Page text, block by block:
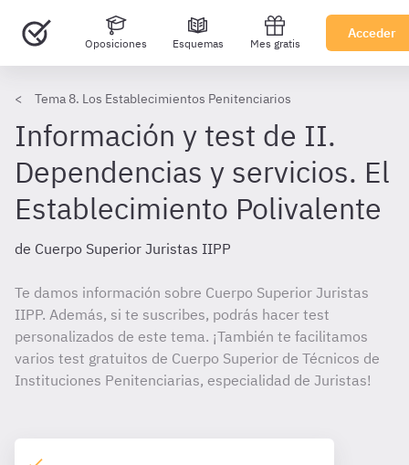
Oposiciones Esquemas Mes gratis
Acceder
Tema 8. Los Establecimientos Penitenciarios
Información y test de II.
Dependencias y servicios. El
Establecimiento Polivalente
de Cuerpo Superior Juristas IIPP
Te damos información sobre Cuerpo Superior Juristas
IIPP. Además, si te suscribes, podrás hacer test
personalizados de este tema. ¡También te facilitamos
varios test gratuitos de Cuerpo Superior de Técnicos de
Instituciones Penitenciarias, especialidad de Juristas!